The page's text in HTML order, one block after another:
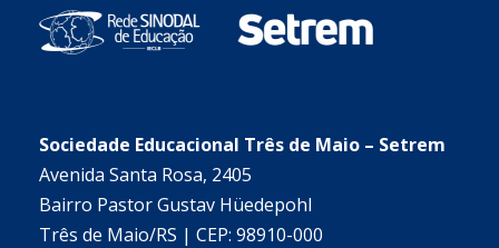
Sociedade Educacional Três de Maio – Setrem
Avenida Santa Rosa, 2405
Bairro Pastor Gustav Hüedepohl
Três de Maio/RS | CEP: 98910-000